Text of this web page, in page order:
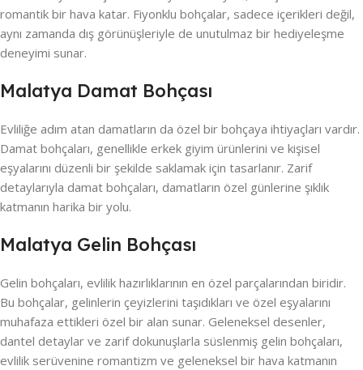
romantik bir hava katar. Fiyonklu bohçalar, sadece içerikleri değil,
aynı zamanda dış görünüşleriyle de unutulmaz bir hediyeleşme
deneyimi sunar.
Malatya Damat Bohçası
Evliliğe adım atan damatların da özel bir bohçaya ihtiyaçları vardır.
Damat bohçaları, genellikle erkek giyim ürünlerini ve kişisel
eşyalarını düzenli bir şekilde saklamak için tasarlanır. Zarif
detaylarıyla damat bohçaları, damatların özel günlerine şıklık
katmanın harika bir yolu.
Malatya Gelin Bohçası
Gelin bohçaları, evlilik hazırlıklarının en özel parçalarından biridir.
Bu bohçalar, gelinlerin çeyizlerini taşıdıkları ve özel eşyalarını
muhafaza ettikleri özel bir alan sunar. Geleneksel desenler,
dantel detaylar ve zarif dokunuşlarla süslenmiş gelin bohçaları,
evlilik serüvenine romantizm ve geleneksel bir hava katmanın